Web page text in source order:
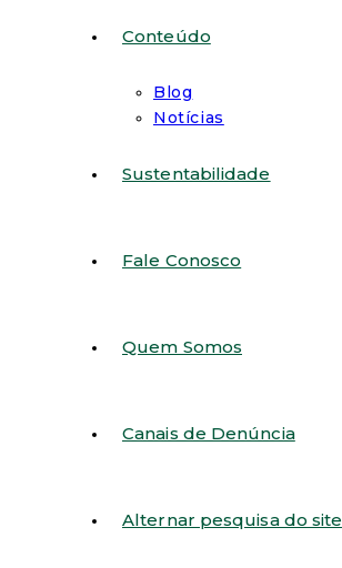
Conteúdo
Blog
Notícias
Sustentabilidade
Fale Conosco
Quem Somos
Canais de Denúncia
Alternar pesquisa do site